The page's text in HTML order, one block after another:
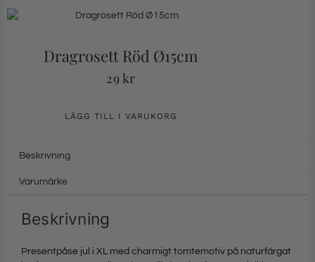
Dragrosett Röd Ø15cm
29kr
LÄGG TILL I VARUKORG
Beskrivning
Varumärke
Beskrivning
Presentpåse jul i XL med charmigt tomtemotiv på naturfärgat